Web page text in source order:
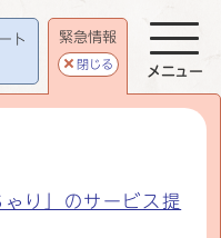
ト
緊急情報
閉じる
り」のサービス提
メニュー